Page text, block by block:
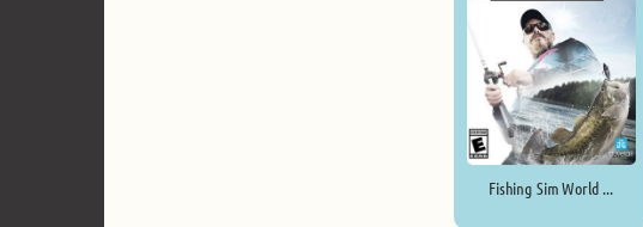
Fishing Sim World ...